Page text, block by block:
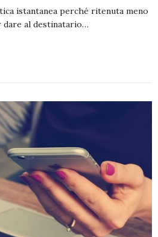
istantanea perché ritenuta meno
dare al destinatario…